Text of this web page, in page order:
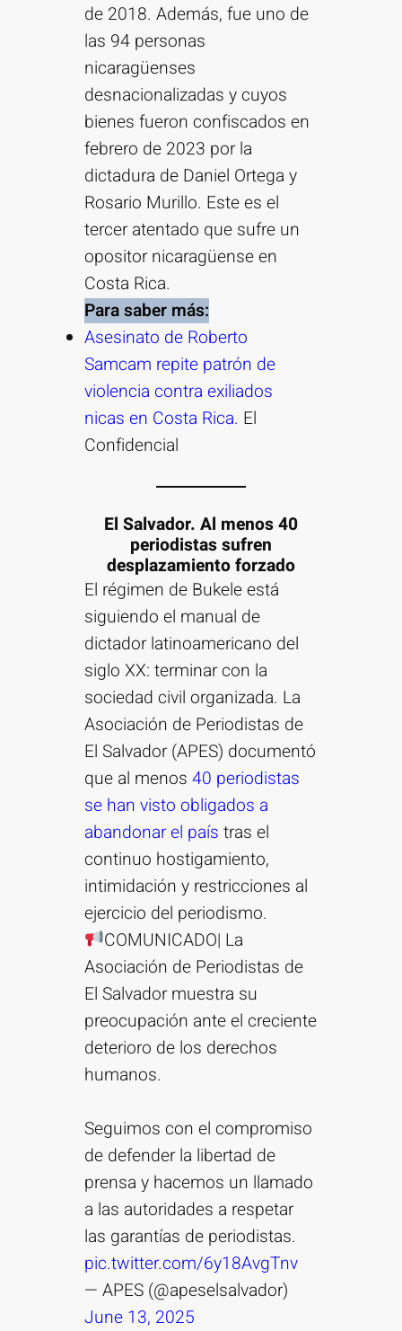
de 2018. Además, fue uno de
las 94 personas
nicaragüenses
desnacionalizadas y cuyos
bienes fueron confiscados en
febrero de 2023 por la
dictadura de Daniel Ortega y
Rosario Murillo. Este es el
tercer atentado que sufre un
opositor nicaragüense en
Costa Rica.
Para saber más:
Asesinato de Roberto
Samcam repite patrón de
violencia contra exiliados
nicas en Costa Rica. El
Confidencial
El Salvador. Al menos 40
periodistas sufren
desplazamiento forzado
El régimen de Bukele está
siguiendo el manual de
dictador latinoamericano del
siglo XX: terminar con la
sociedad civil organizada. La
Asociación de Periodistas de
El Salvador (APES) documentó
que al menos40 periodistas
se han visto obligados a
abandonar el país tras el
continuo hostigamiento,
intimidación y restricciones al
ejercicio del periodismo.
COMUNICADO| La
Asociación de Periodistas de
El Salvador muestra su
preocupación ante el creciente
deterioro de los derechos
humanos.
Seguimos con el compromiso
de defender la libertad de
prensa y hacemos un llamado
a las autoridades a respetar
las garantías de periodistas.
pic.twitter.com/6y18AvgTnv
— APES (@apeselsalvador)
June 13, 2025